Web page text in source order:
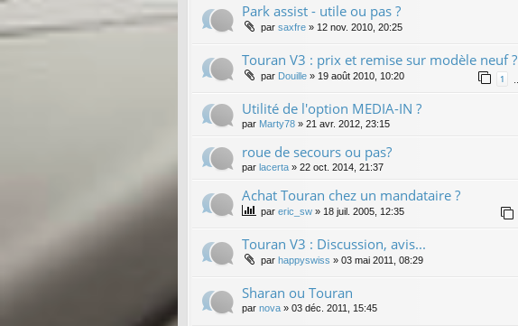
Park assist - utile ou pas ?
par saxfre » 12 nov. 2010, 20:25
Touran V3 : prix et remise sur modèle neuf ?
par Douille » 19 août 2010, 10:20 1
Utilité de l'option MEDIA-IN ?
par Marty78 » 21 avr. 2012, 23:15
roue de secours ou pas?
par lacerta » 22 oct. 2014, 21:37
Achat Touran chez un mandataire ?
par eric_sw » 18 juil. 2005, 12:35
Touran V3 : Discussion, avis...
par happyswiss » 03 mai 2011, 08:29
Sharan ou Touran
par nova » 03 déc. 2011, 15:45